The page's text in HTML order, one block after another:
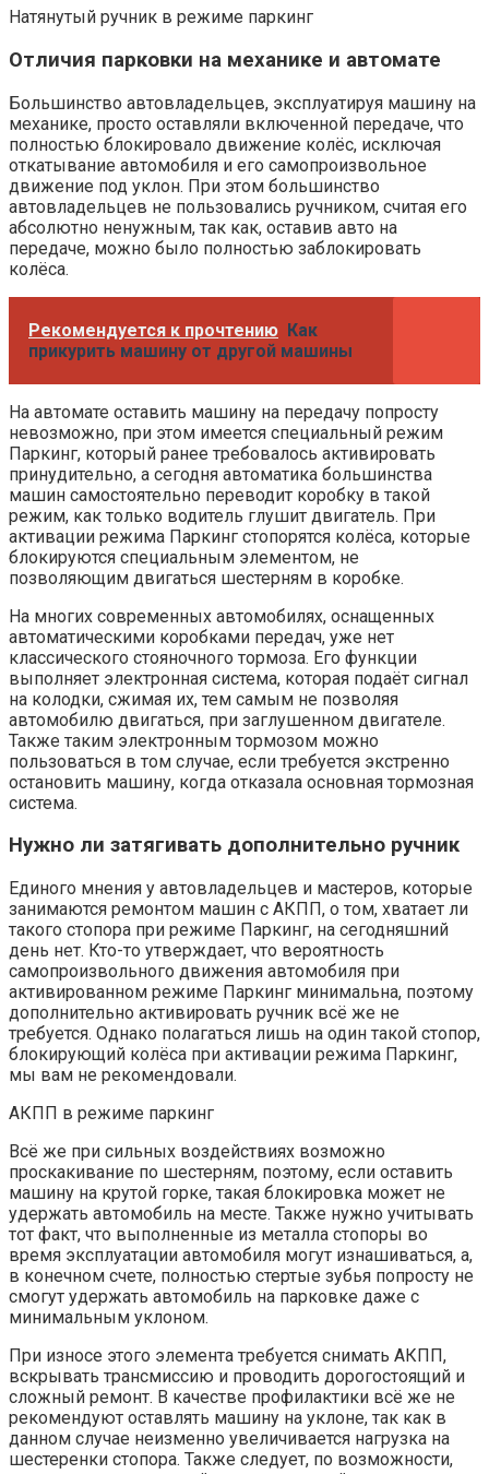
Натянутый ручник в режиме паркинг
Отличия парковки на механике и автомате
Большинство автовладельцев, эксплуатируя машину на
механике, просто оставляли включенной передаче, что
полностью блокировало движение колёс, исключая
откатывание автомобиля и его самопроизвольное
движение под уклон. При этом большинство
автовладельцев не пользовались ручником, считая его
абсолютно ненужным, так как, оставив авто на
передаче, можно было полностью заблокировать
колёса.
Рекомендуется к прочтению Как
прикурить машину от другой машины
На автомате оставить машину на передачу попросту
невозможно, при этом имеется специальный режим
Паркинг, который ранее требовалось активировать
принудительно, а сегодня автоматика большинства
машин самостоятельно переводит коробку в такой
режим, как только водитель глушит двигатель. При
активации режима Паркинг стопорятся колёса, которые
блокируются специальным элементом, не
позволяющим двигаться шестерням в коробке.
На многих современных автомобилях, оснащенных
автоматическими коробками передач, уже нет
классического стояночного тормоза. Его функции
выполняет электронная система, которая подаёт сигнал
на колодки, сжимая их, тем самым не позволяя
автомобилю двигаться, при заглушенном двигателе.
Также таким электронным тормозом можно
пользоваться в том случае, если требуется экстренно
остановить машину, когда отказала основная тормозная
система.
Нужно ли затягивать дополнительно ручник
Единого мнения у автовладельцев и мастеров, которые
занимаются ремонтом машин с АКПП, о том, хватает ли
такого стопора при режиме Паркинг, на сегодняшний
день нет. Кто-то утверждает, что вероятность
самопроизвольного движения автомобиля при
активированном режиме Паркинг минимальна, поэтому
дополнительно активировать ручник всё же не
требуется. Однако полагаться лишь на один такой стопор,
блокирующий колёса при активации режима Паркинг,
мы вам не рекомендовали.
АКПП в режиме паркинг
Всё же при сильных воздействиях возможно
проскакивание по шестерням, поэтому, если оставить
машину на крутой горке, такая блокировка может не
удержать автомобиль на месте. Также нужно учитывать
тот факт, что выполненные из металла стопоры во
время эксплуатации автомобиля могут изнашиваться, а,
в конечном счете, полностью стертые зубья попросту не
смогут удержать автомобиль на парковке даже с
минимальным уклоном.
При износе этого элемента требуется снимать АКПП,
вскрывать трансмиссию и проводить дорогостоящий и
сложный ремонт. В качестве профилактики всё же не
рекомендуют оставлять машину на уклоне, так как в
данном случае неизменно увеличивается нагрузка на
шестеренки стопора. Также следует, по возможности,